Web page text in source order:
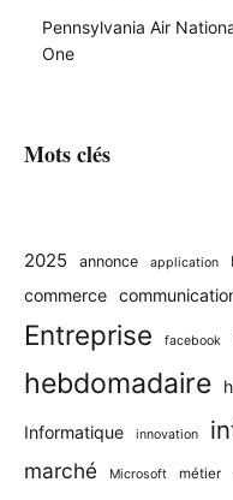
Pennsylvania Air
One
Mots clés
2025 annonce application
commerce
Entreprise facebook
hebdomadaire
Informatique innovation
marché Microsoft métier